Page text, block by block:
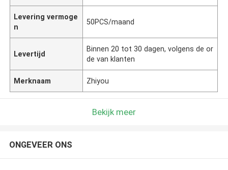
Levering vermoge
n
50PCS/maand
Levertijd
Binnen 20 tot 30 dagen, volgens de or
de van klanten
Merknaam Zhiyou
Bekijk meer
ONGEVEER ONS